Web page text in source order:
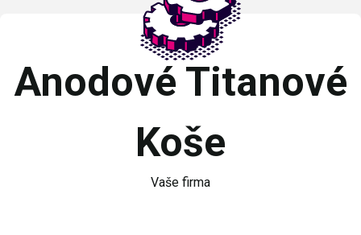
Anodové Titanové
Koše
Vaše firma